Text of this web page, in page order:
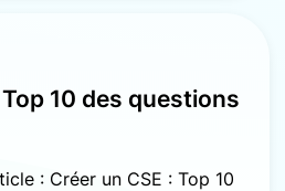
10 des questions
: Créer un CSE : Top 10